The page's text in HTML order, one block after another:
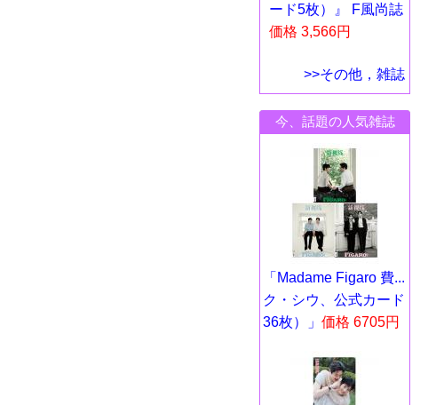
ード5枚）』 F風尚誌
価格 3,566円
>>その他，雑誌
今、話題の人気雑誌
「Madame Figaro 費...
ク・シウ、公式カード
36枚）」 価格 6705円